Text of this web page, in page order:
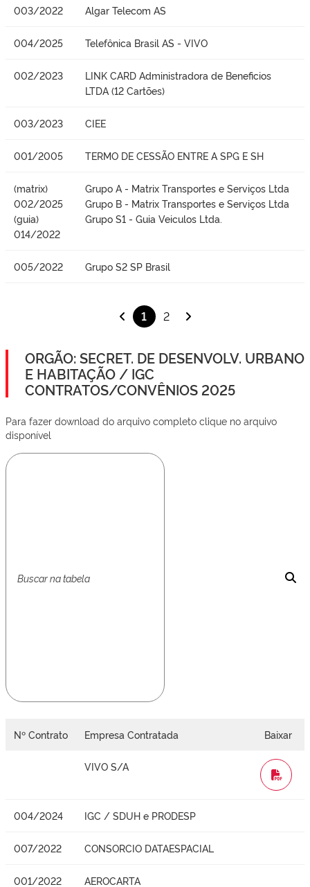
003/2022 Algar Telecom AS
004/2025 Telefônica Brasil AS - VIVO
002/2023
LINK CARD Administradora de Beneficios
LTDA (12 Cartões)
003/2023 CIEE
001/2005 TERMO DE CESSÃO ENTRE A SPG E SH
(matrix)
002/2025
(guia)
014/2022
Grupo A - Matrix Transportes e Serviços Ltda
Grupo B - Matrix Transportes e Serviços Ltda
Grupo S1 - Guia Veiculos Ltda.
005/2022 Grupo S2 SP Brasil
1 2
ORGÃO: SECRET. DE DESENVOLV. URBANO
E HABITAÇÃO / IGC
CONTRATOS/CONVÊNIOS 2025
Para fazer download do arquivo completo clique no arquivo
disponível
Nº Contrato Empresa Contratada Baixar
VIVO S/A
WORD
004/2024 IGC / SDUH e PRODESP
007/2022 CONSORCIO DATAESPACIAL
001/2022 AEROCARTA